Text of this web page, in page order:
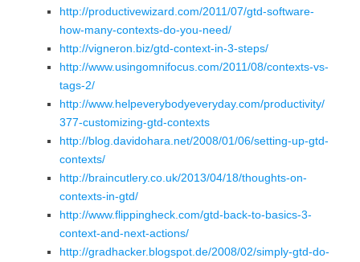
http://productivewizard.com/2011/07/gtd-software-
how-many-contexts-do-you-need/
http://vigneron.biz/gtd-context-in-3-steps/
http://www.usingomnifocus.com/2011/08/contexts-vs-
tags-2/
http://www.helpeverybodyeveryday.com/productivity/
377-customizing-gtd-contexts
http://blog.davidohara.net/2008/01/06/setting-up-gtd-
contexts/
http://braincutlery.co.uk/2013/04/18/thoughts-on-
contexts-in-gtd/
http://www.flippingheck.com/gtd-back-to-basics-3-
context-and-next-actions/
http://gradhacker.blogspot.de/2008/02/simply-gtd-do-